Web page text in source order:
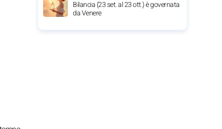
Bilancia (23 set. al 23 ott.) è governata
da Venere